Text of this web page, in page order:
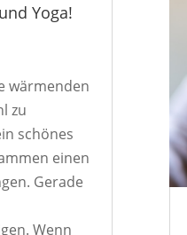
Yoga!
wärmenden
zu
schönes
einen
Gerade
Wenn